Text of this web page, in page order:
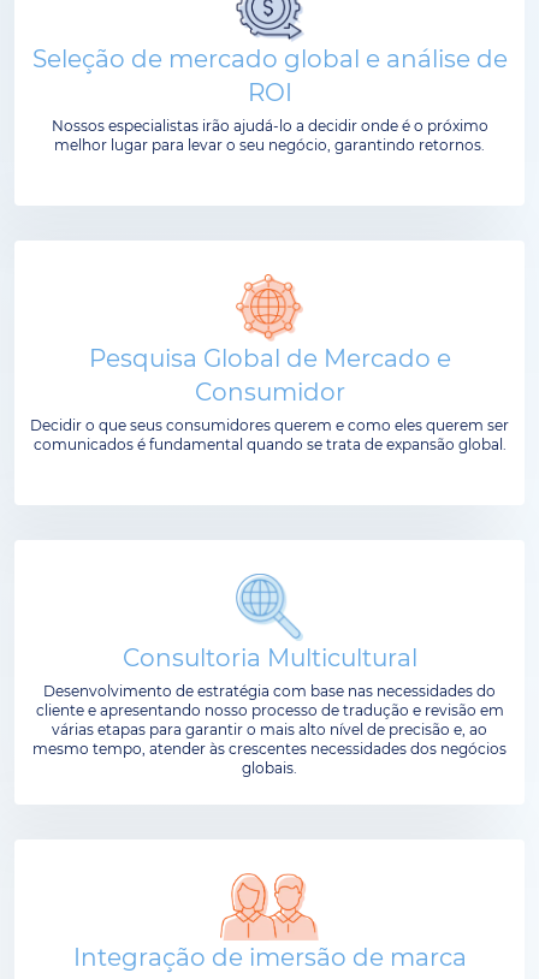
Seleção de mercado global e análise de
ROI
Nossos especialistas irão ajudá-lo a decidir onde é o próximo
melhor lugar para levar o seu negócio, garantindo retornos.
Pesquisa Global de Mercado e
Consumidor
Decidir o que seus consumidores querem e como eles querem ser
comunicados é fundamental quando se trata de expansão global.
Consultoria Multicultural
Desenvolvimento de estratégia com base nas necessidades do
cliente e apresentando nosso processo de tradução e revisão em
várias etapas para garantir o mais alto nível de precisão e, ao
mesmo tempo, atender às crescentes necessidades dos negócios
globais.
Integração de imersão de marca